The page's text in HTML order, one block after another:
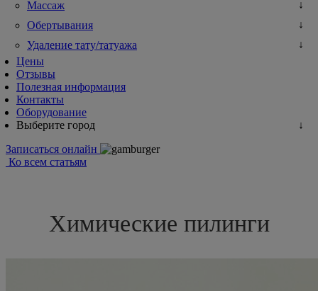
Массаж
Обертывания
Удаление тату/татуажа
Цены
Отзывы
Полезная информация
Контакты
Оборудование
Выберите город
Записаться онлайн
Ко всем статьям
Химические пилинги